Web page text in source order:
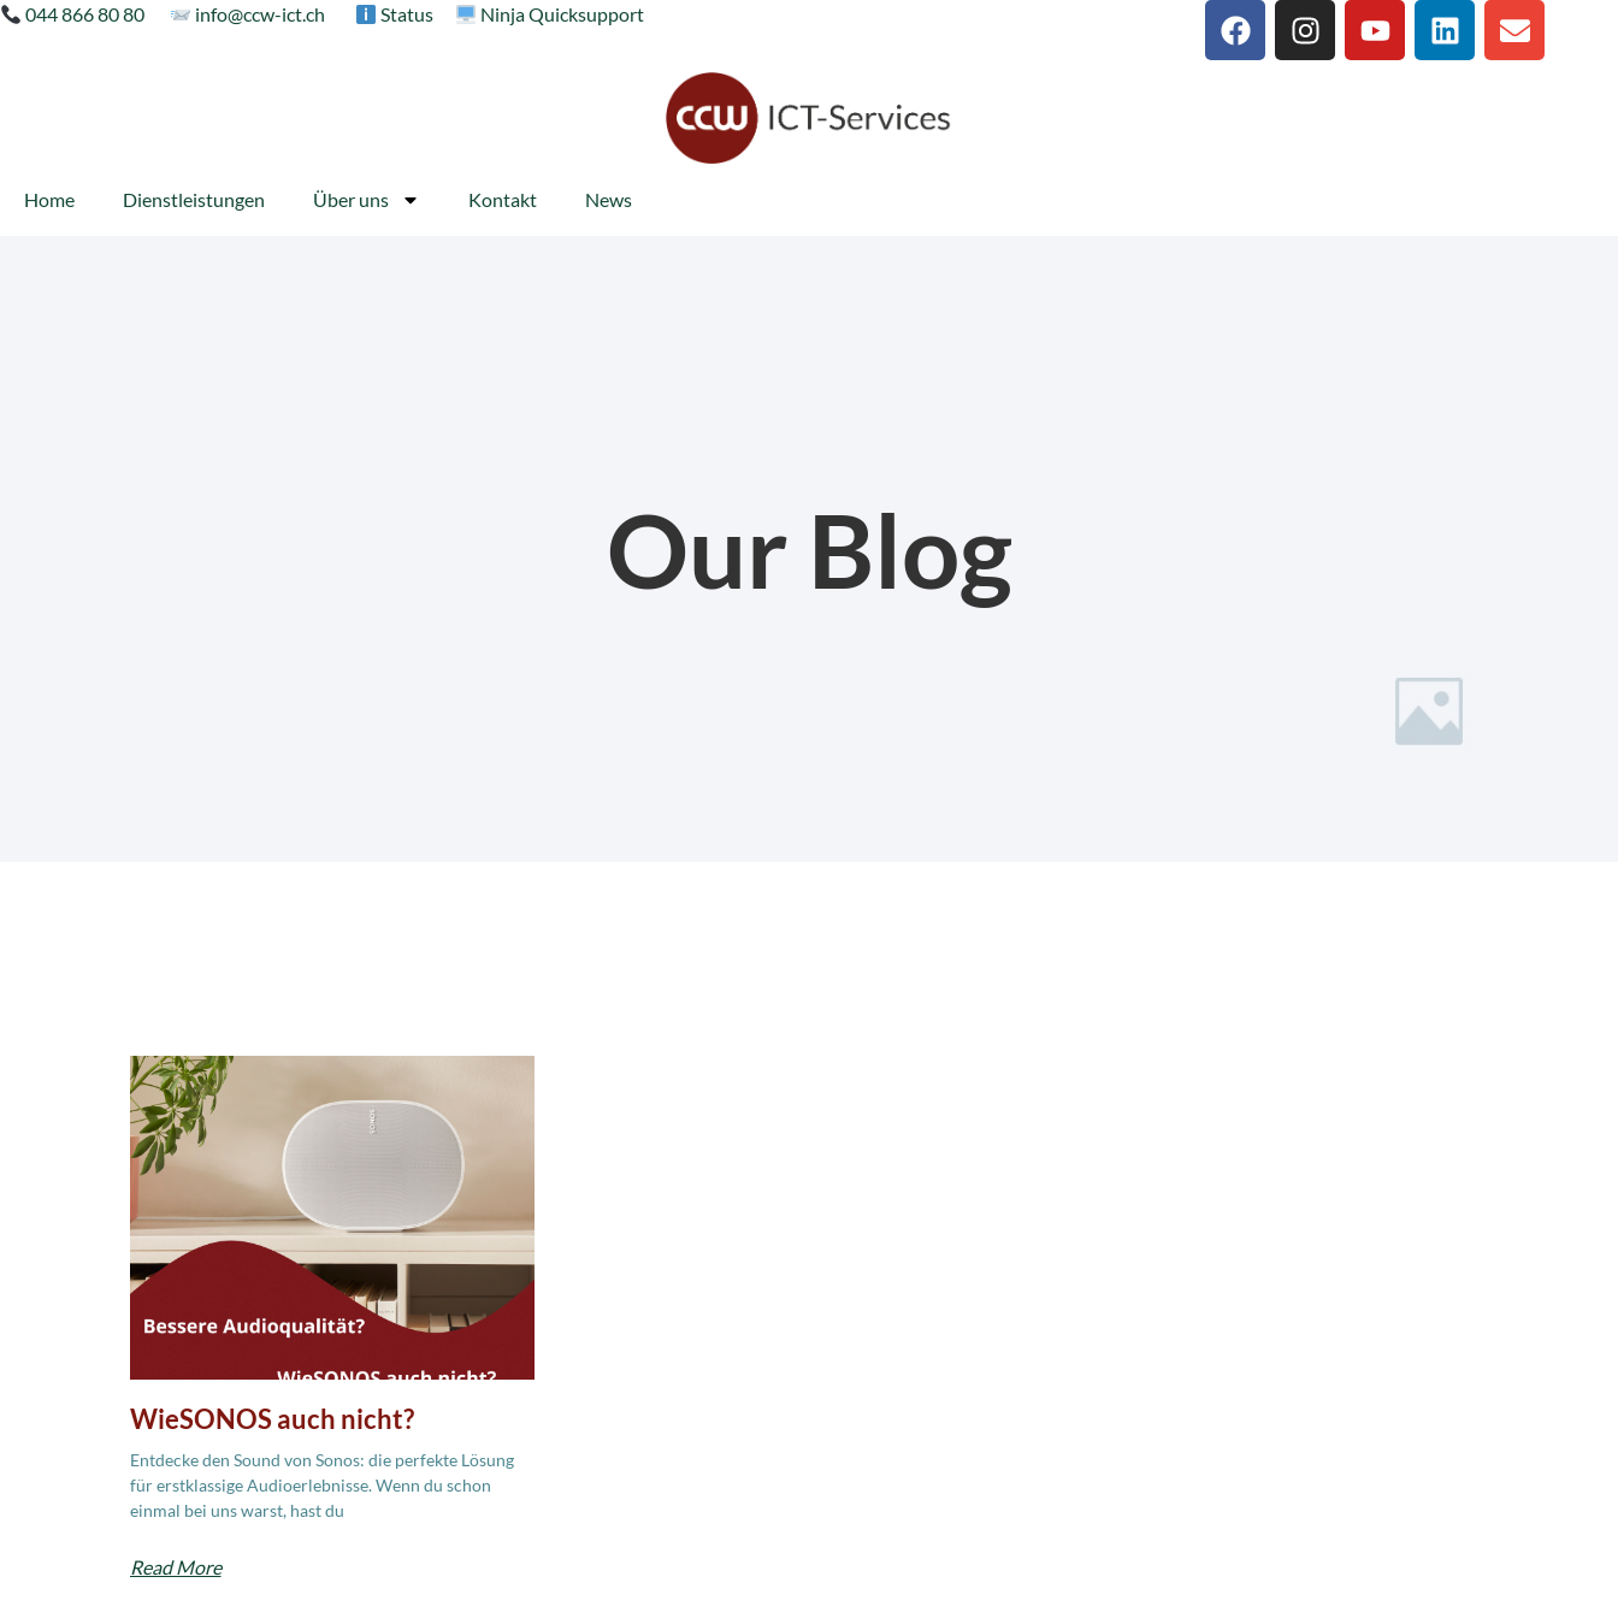
044 866 80 80 info@ccw-ict.ch Status Ninja Quicksupport
Home Dienstleistungen Über uns Kontakt News
Our Blog
WieSONOS auch nicht?
Entdecke den Sound von Sonos: die perfekte Lösung
für erstklassige Audioerlebnisse. Wenn du schon
einmal bei uns warst, hast du
Read More